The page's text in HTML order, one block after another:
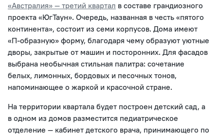
«Австралия» — третий квартал в составе грандиозного
проекта «ЮгТаун». Очередь, названная в честь «пятого
континента», состоит из семи корпусов. Дома имеют
«П-образную» форму, благодаря чему образуют уютные
дворы, закрытые от машин и посторонних. Для фасадов
выбрана необычная стильная палитра: сочетание
белых, лимонных, бордовых и песочных тонов,
напоминающее о жаркой и красочной стране.
На территории квартала будет построен детский сад, а
в одном из домов разместится педиатрическое
отделение — кабинет детского врача, принимающего по